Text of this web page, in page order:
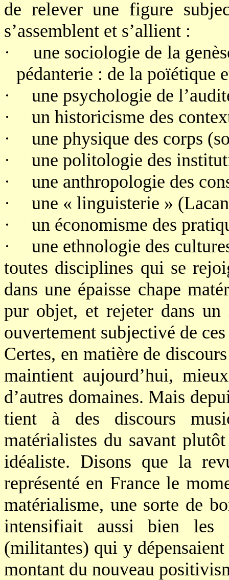
de relever une figure
s’assemblent et s’allient :
·
une sociologie de la
pédanterie : de la poïétique
·
une psychologie de
·
un historicisme des
·
une physique des corps
·
une politologie des
·
une anthropologie des
·
une « linguisterie »
·
un économisme des
·
une ethnologie des
toutes disciplines qui se
dans une épaisse chape
pur objet, et rejeter dans un
ouvertement subjectivé de
Certes, en matière de
maintient aujourd’hui,
d’autres domaines. Mais
tient à des discours
matérialistes du savant
idéaliste. Disons que la
représenté en France le
matérialisme, une sorte de
intensifiait aussi bien les
(militantes) qui y
montant du nouveau